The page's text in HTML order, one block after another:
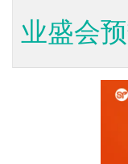
业盛会